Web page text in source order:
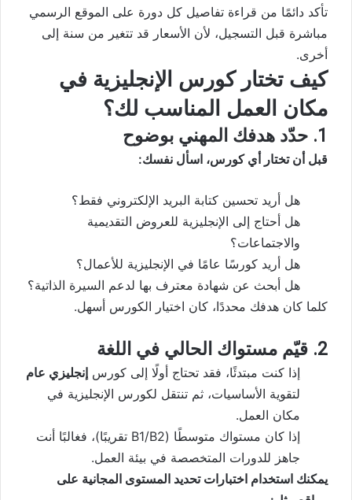
تأكد دائمًا من قراءة تفاصيل كل دورة على الموقع الرسمي
مباشرة قبل التسجيل، لأن الأسعار قد تتغير من سنة إلى
أخرى.
كيف تختار كورس الإنجليزية في
مكان العمل المناسب لك؟
1. حدّد هدفك المهني بوضوح
قبل أن تختار أي كورس، اسأل نفسك:
هل أريد تحسين كتابة البريد الإلكتروني فقط؟
هل أحتاج إلى الإنجليزية للعروض التقديمية
والاجتماعات؟
هل أريد كورسًا عامًا في الإنجليزية للأعمال؟
هل أبحث عن شهادة معترف بها لدعم السيرة الذاتية؟
كلما كان هدفك محددًا، كان اختيار الكورس أسهل.
2. قيّم مستواك الحالي في اللغة
إذا كنت مبتدئًا، فقد تحتاج أولًا إلى كورس إنجليزي عام
لتقوية الأساسيات، ثم تنتقل لكورس الإنجليزية في
مكان العمل.
إذا كان مستواك متوسطًا (B1/B2 تقريبًا)، فغالبًا أنت
جاهز للدورات المتخصصة في بيئة العمل.
يمكنك استخدام اختبارات تحديد المستوى المجانية على